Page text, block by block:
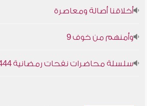
أخلاقنا أصالة ومعاصرة
وأمنهم من خوف 9
سلسلة محاضرات نفحات رمضانية 1444هـ